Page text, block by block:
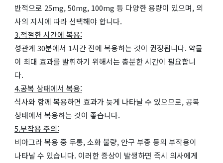
반적으로 25mg, 50mg, 100mg 등 다양한 용량이 있으며, 의
사의 지시에 따라 선택해야 합니다.
3.적절한 시간에 복용:
성관계 30분에서 1시간 전에 복용하는 것이 권장됩니다. 약물
이 최대 효과를 발휘하기 위해서는 충분한 시간이 필요합니
다.
4.공복 상태에서 복용:
식사와 함께 복용하면 효과가 늦게 나타날 수 있으므로, 공복
상태에서 복용하는 것이 좋습니다.
5.부작용 주의:
비아그라 복용 중 두통, 소화 불량, 안구 부종 등의 부작용이
나타날 수 있습니다. 이러한 증상이 발생하면 즉시 의사에게